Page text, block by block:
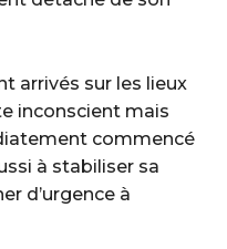
arrivés sur les lieux
inconscient mais
commencé
à stabiliser sa
d’urgence à